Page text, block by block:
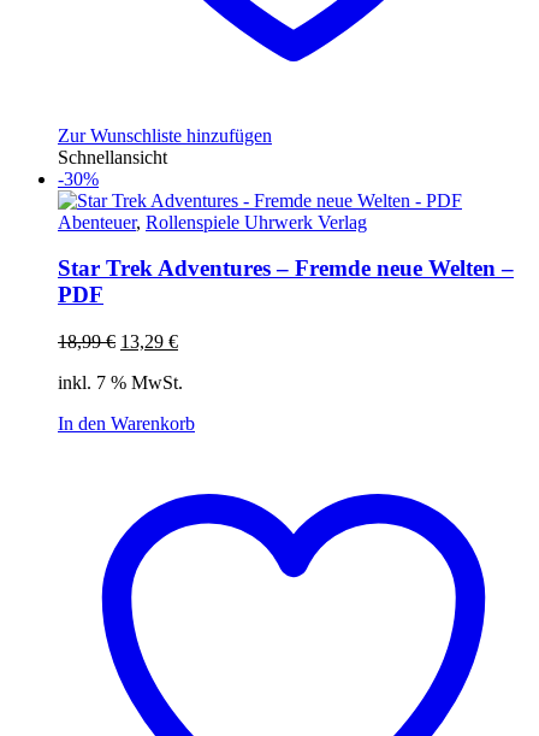
Zur Wunschliste hinzufügen
Schnellansicht
-30%
Abenteuer, Rollenspiele Uhrwerk Verlag
Star Trek Adventures – Fremde neue Welten –
PDF
18,99€ Ursprünglicher
war:
13,29 €Aktueller
ist:
inkl. 7 % MwSt.
In den Warenkorb